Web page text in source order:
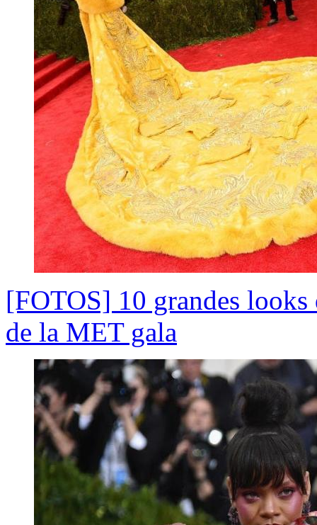
[FOTOS] 10 grandes
de la MET gala